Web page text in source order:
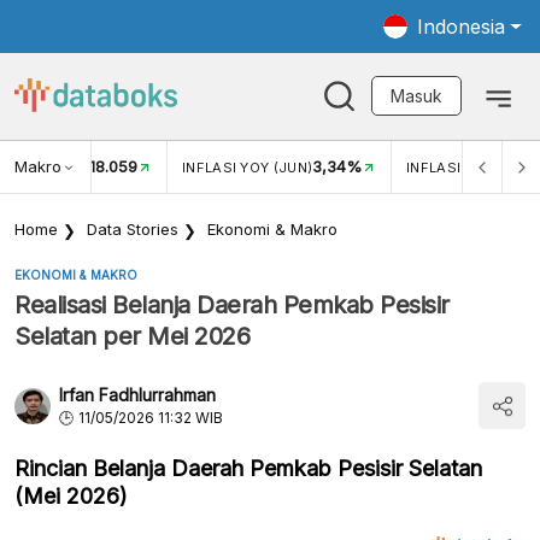
Indonesia
Masuk
Makro
USD/IDR 18.059 INFLASI YOY (JUN)3,34% INFLASI MOM
Home Data Stories Ekonomi & Makro
EKONOMI & MAKRO
Realisasi Belanja Daerah Pemkab Pesisir
Selatan per Mei 2026
Irfan Fadhlurrahman
11/05/2026 11:32 WIB
Rincian Belanja Daerah Pemkab Pesisir Selatan
(Mei 2026)